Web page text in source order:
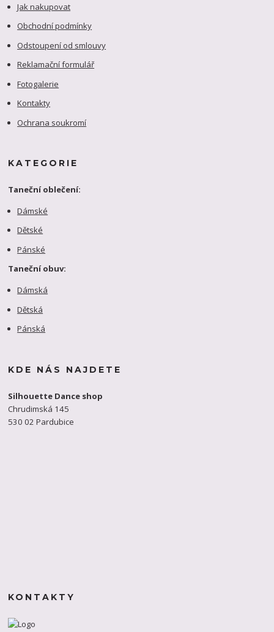
Jak nakupovat
Obchodní podmínky
Odstoupení od smlouvy
Reklamační formulář
Fotogalerie
Kontakty
Ochrana soukromí
KATEGORIE
Taneční oblečení:
Dámské
Dětské
Pánské
Taneční obuv:
Dámská
Dětská
Pánská
KDE NÁS NAJDETE
Silhouette Dance shop
Chrudimská 145
530 02 Pardubice
KONTAKTY